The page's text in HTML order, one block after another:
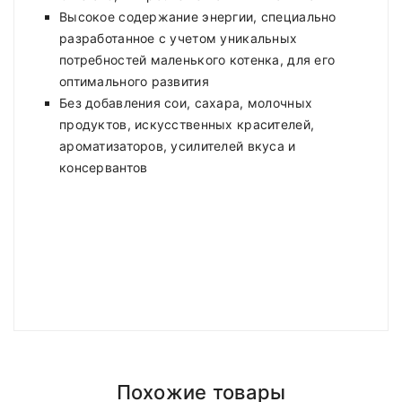
Высокое содержание энергии, специально
разработанное с учетом уникальных
потребностей маленького котенка, для его
оптимального развития
Без добавления сои, сахара, молочных
продуктов, искусственных красителей,
ароматизаторов, усилителей вкуса и
консервантов
Количество
Доставка осуществляется день в день
Похожие товары